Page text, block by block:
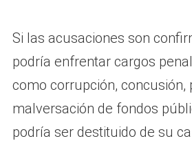
Si las acusaciones son
podría enfrentar cargos
como corrupción, concusión,
malversación de fondos
podría ser destituido de su